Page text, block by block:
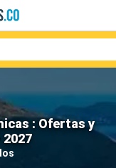
: Ofertas y